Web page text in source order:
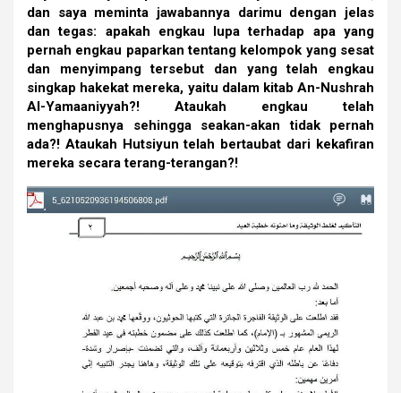
dan saya meminta jawabannya darimu dengan jelas
dan tegas: apakah engkau lupa terhadap apa yang
pernah engkau paparkan tentang kelompok yang sesat
dan menyimpang tersebut dan yang telah engkau
singkap hakekat mereka, yaitu dalam kitab An-Nushrah
Al-Yamaaniyyah?! Ataukah engkau telah
menghapusnya sehingga seakan-akan tidak pernah
ada?! Ataukah Hutsiyun telah bertaubat dari kekafiran
mereka secara terang-terangan?!